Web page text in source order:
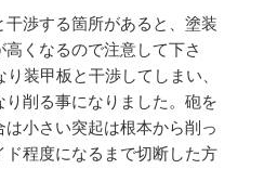
渉する箇所があると、塗装
くなるので注意して下さ
装甲板と干渉してしまい、
削る事になりました。砲を
小さい突起は根本から削っ
程度になるまで切断した方